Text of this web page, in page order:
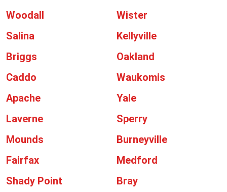
Woodall
Wister
Salina
Kellyville
Briggs
Oakland
Caddo
Waukomis
Apache
Yale
Laverne
Sperry
Mounds
Burneyville
Fairfax
Medford
Shady Point
Bray